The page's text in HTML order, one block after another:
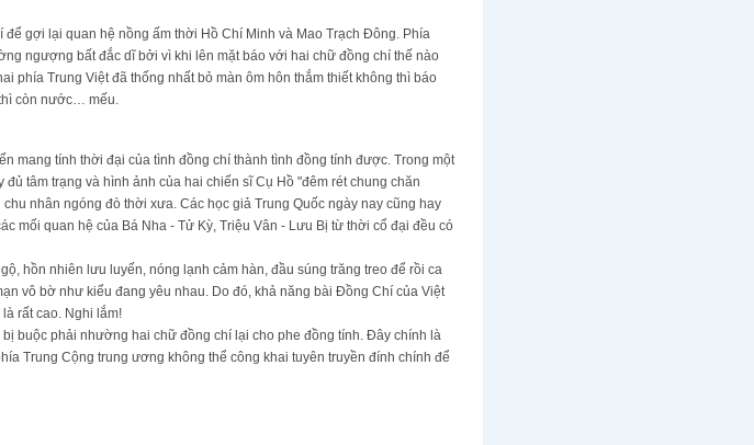
gợi lại quan hệ nồng ấm thời Hồ Chí Minh và Mao Trạch Đông. Phía
ngượng bất đắc dĩ bởi vì khi lên mặt báo với hai chữ đồng chí thế nào
phía Trung Việt đã thống nhất bỏ màn ôm hôn thắm thiết không thì báo
còn nước… mếu.
mang tính thời đại của tình đồng chí thành tình đồng tính được. Trong một
tâm trạng và hình ảnh của hai chiến sĩ Cụ Hồ "đêm rét chung chăn
nhân ngóng đò thời xưa. Các học giả Trung Quốc ngày nay cũng hay
mối quan hệ của Bá Nha - Tử Kỳ, Triệu Vân - Lưu Bị từ thời cổ đại đều có
hồn nhiên lưu luyến, nóng lạnh cảm hàn, đầu súng trăng treo để rồi ca
vô bờ như kiểu đang yêu nhau. Do đó, khả năng bài Đồng Chí của Việt
rất cao. Nghi lắm!
buộc phải nhường hai chữ đồng chí lại cho phe đồng tính. Đây chính là
Trung Cộng trung ương không thể công khai tuyên truyền đính chính để